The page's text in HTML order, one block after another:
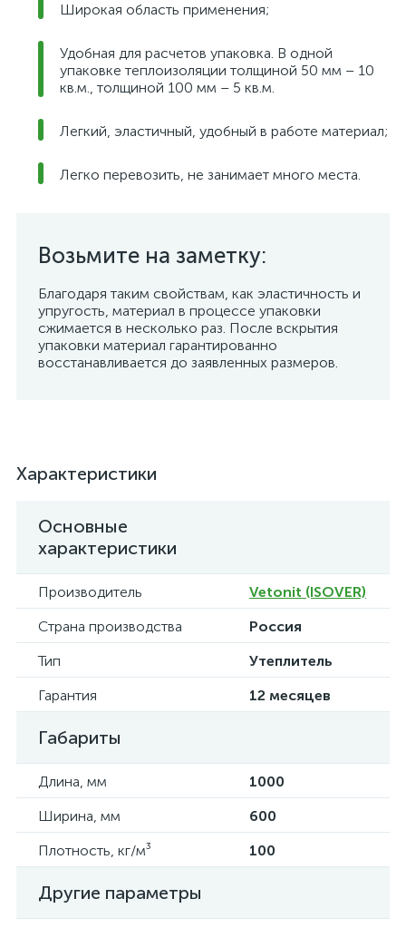
Широкая область применения;
Удобная для расчетов упаковка. В одной
упаковке теплоизоляции толщиной 50 мм – 10
кв.м., толщиной 100 мм – 5 кв.м.
Легкий, эластичный, удобный в работе материал;
Легко перевозить, не занимает много места.
Возьмите на заметку:
Благодаря таким свойствам, как эластичность и
упругость, материал в процессе упаковки
сжимается в несколько раз. После вскрытия
упаковки материал гарантированно
восстанавливается до заявленных размеров.
Характеристики
Основные
характеристики
Производитель
Vetonit (ISOVER)
Страна производства
Россия
Тип
Утеплитель
Гарантия
12 месяцев
Габариты
Длина, мм
1000
Ширина, мм
600
Плотность, кг/м³
100
Другие параметры